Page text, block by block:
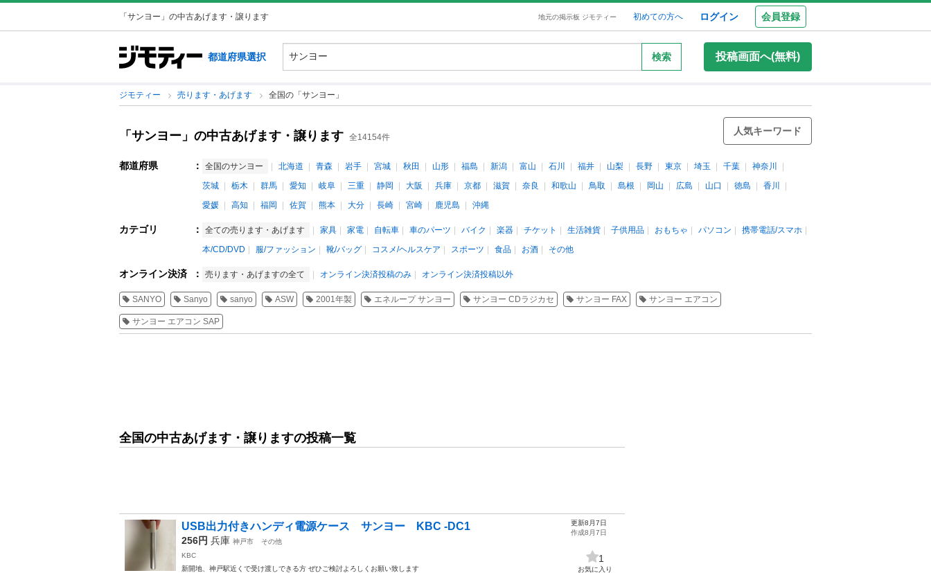
「サンヨー」の中古あげます・譲ります 地元の掲示板 ジモティー 初めての方へ ログイン 会員登録
都道府県選択 検索 投稿画面へ(無料)
ジモティー 売ります・あげます 全国の「サンヨー」
「サンヨー」の中古あげます・譲ります 全14154件
人気キーワード
都道府県 ： 全国のサンヨー 北海道 青森 岩手 宮城 秋田 山形 福島 新潟 富山 石川 福井 山梨 長野 東京 埼玉 千葉
神奈川
茨城
栃木 群馬 愛知 岐阜 三重 静岡 大阪 兵庫 京都 滋賀 奈良 和歌山 鳥取 島根 岡山 広島 山口 徳島
香川
愛媛
高知 福岡 佐賀 熊本 大分 長崎 宮崎 鹿児島 沖縄
カテゴリ ： 全ての売ります・あげます 家具 家電 自転車 車のパーツ バイク 楽器 チケット 生活雑貨 子供用品 おもちゃ パソコン
携帯電話/スマホ
本/CD/DVD
服/ファッション 靴/バッグ コスメ/ヘルスケア スポーツ 食品 お酒 その他
オンライン決済 ： 売ります・あげますの全て オンライン決済投稿のみ オンライン決済投稿以外
SANYO Sanyo sanyo ASW 2001年製 エネループ サンヨー サンヨー CDラジカセ サンヨー FAX サンヨー エアコン
サンヨー エアコン SAP
全国の中古あげます・譲りますの投稿一覧
USB出力付きハンディ電源ケース サンヨー KBC -DC1
256円 兵庫 神戸市
その他
KBC
新開地、神戸駅近くで受け渡しできる方 ぜひご検討よろしくお願い致します
更新8月7日
作成8月7日
1
お気に入り